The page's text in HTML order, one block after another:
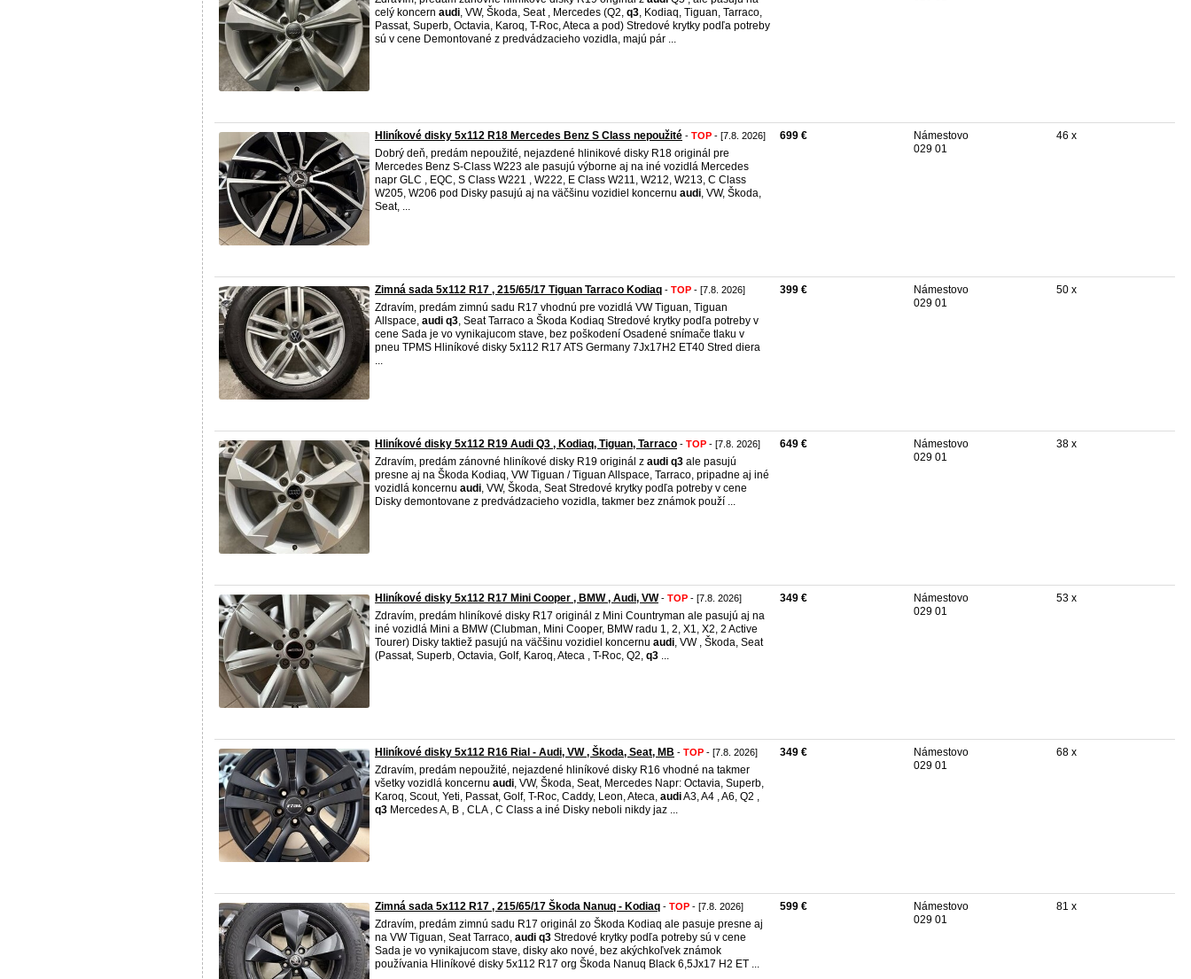
celý koncern audi, VW, Škoda, Seat , Mercedes (Q2, q3, Kodiaq, Tiguan, Tarraco,
Passat, Superb, Octavia, Karoq, T-Roc, Ateca a pod) Stredové krytky podľa potreby
sú v cene Demontované z predvádzacieho vozidla, majú pár ...
Hliníkové disky 5x112 R18 Mercedes Benz S Class nepoužité - TOP - [7.8. 2026]
Dobrý deň, predám nepoužité, nejazdené hlinikové disky R18 originál pre
Mercedes Benz S-Class W223 ale pasujú výborne aj na iné vozidlá Mercedes
napr GLC , EQC, S Class W221 , W222, E Class W211, W212, W213, C Class
W205, W206 pod Disky pasujú aj na väčšinu vozidiel koncernu audi, VW, Škoda,
Seat, ...
699 €
Námestovo
029 01
46 x
Zimná sada 5x112 R17 , 215/65/17 Tiguan Tarraco Kodiaq - TOP - [7.8. 2026]
Zdravím, predám zimnú sadu R17 vhodnú pre vozidlá VW Tiguan, Tiguan
Allspace, audi q3, Seat Tarraco a Škoda Kodiaq Stredové krytky podľa potreby v
cene Sada je vo vynikajucom stave, bez poškodení Osadené snímače tlaku v
pneu TPMS Hliníkové disky 5x112 R17 ATS Germany 7Jx17H2 ET40 Stred diera
...
399 €
Námestovo
029 01
50 x
Hliníkové disky 5x112 R19 Audi Q3 , Kodiaq, Tiguan, Tarraco - TOP - [7.8. 2026]
Zdravím, predám zánovné hliníkové disky R19 originál z audi q3 ale pasujú
presne aj na Škoda Kodiaq, VW Tiguan / Tiguan Allspace, Tarraco, pripadne aj iné
vozidlá koncernu audi, VW, Škoda, Seat Stredové krytky podľa potreby v cene
Disky demontovane z predvádzacieho vozidla, takmer bez známok použí ...
649 €
Námestovo
029 01
38 x
Hliníkové disky 5x112 R17 Mini Cooper , BMW , Audi, VW- TOP - [7.8. 2026]
Zdravím, predám hliníkové disky R17 originál z Mini Countryman ale pasujú aj na
iné vozidlá Mini a BMW (Clubman, Mini Cooper, BMW radu 1, 2, X1, X2, 2 Active
Tourer) Disky taktiež pasujú na väčšinu vozidiel koncernu audi, VW , Škoda, Seat
(Passat, Superb, Octavia, Golf, Karoq, Ateca , T-Roc, Q2, q3 ...
349 €
Námestovo
029 01
53 x
Hliníkové disky 5x112 R16 Rial - Audi, VW , Škoda, Seat, MB - TOP - [7.8. 2026]
Zdravím, predám nepoužité, nejazdené hliníkové disky R16 vhodné na takmer
všetky vozidlá koncernu audi, VW, Škoda, Seat, Mercedes Napr: Octavia, Superb,
Karoq, Scout, Yeti, Passat, Golf, T-Roc, Caddy, Leon, Ateca, audiA3, A4 , A6, Q2 ,
q3 Mercedes A, B , CLA , C Class a iné Disky neboli nikdy jaz ...
349 €
Námestovo
029 01
68 x
Zimná sada 5x112 R17 , 215/65/17 Škoda Nanuq - Kodiaq - TOP - [7.8. 2026]
Zdravím, predám zimnú sadu R17 originál zo Škoda Kodiaq ale pasuje presne aj
na VW Tiguan, Seat Tarraco, audi q3 Stredové krytky podľa potreby sú v cene
Sada je vo vynikajucom stave, disky ako nové, bez akýchkoľvek známok
používania Hliníkové disky 5x112 R17 org Škoda Nanuq Black 6,5Jx17 H2 ET ...
599 €
Námestovo
029 01
81 x